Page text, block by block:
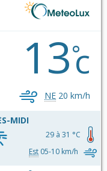
13°c
NE 20 km/h
MIDI
29 à 31 °C
Est 05-10 km/h